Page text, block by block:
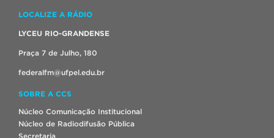
LOCALIZE A RÁDIO
LYCEU RIO-GRANDENSE
Praça 7 de Julho, 180
federalfm@ufpel.edu.br
SOBRE A CCS
Núcleo Comunicação Institucional
Núcleo de Radiodifusão Pública
Secretaria